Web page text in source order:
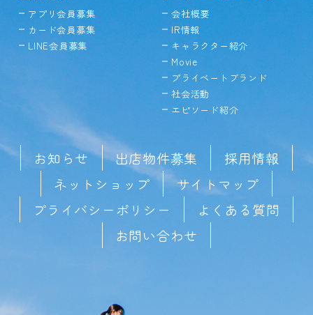
アプリ会員募集
カード会員募集
LINE会員募集
会社概要
IR情報
キャラクター紹介
Movie
プライベートブランド
社会活動
エピソード紹介
お知らせ 出店物件募集
採用情報
ネットショップ
サイトマップ
プライバシーポリシー
よくある質問
お問い合わせ